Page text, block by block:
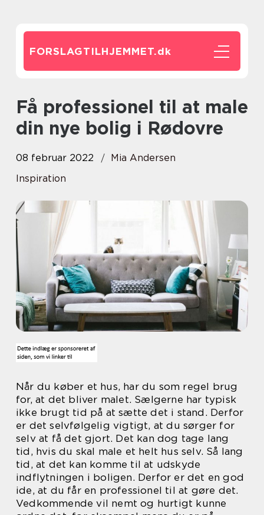
FORSLAGTILHJEMMET.dk
Få professionel til at male
din nye bolig i Rødovre
08 februar 2022
Mia Andersen
Inspiration
Når du køber et hus, har du som regel brug
for, at det bliver malet. Sælgerne har typisk
ikke brugt tid på at sætte det i stand. Derfor
er det selvfølgelig vigtigt, at du sørger for
selv at få det gjort. Det kan dog tage lang
tid, hvis du skal male et helt hus selv. Så lang
tid, at det kan komme til at udskyde
indflytningen i boligen. Derfor er det en god
ide, at du får en professionel til at gøre det.
Vedkommende vil nemt og hurtigt kunne